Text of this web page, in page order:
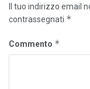
Il tuo indirizzo email
contrassegnati *
Commento *